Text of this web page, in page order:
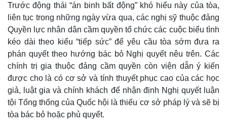
Trước động thái “án binh bất động” khó hiểu này của tòa,
liên tục trong những ngày vừa qua, các nghị sỹ thuộc đảng
Quyền lực nhân dân cầm quyền tổ chức các cuộc biểu tình
kéo dài theo kiểu “tiếp sức” để yêu cầu tòa sớm đưa ra
phán quyết theo hướng bác bỏ Nghị quyết nêu trên. Các
chính trị gia thuộc đảng cầm quyền còn viện dẫn ý kiến
được cho là có cơ sở và tính thuyết phục cao của các học
giả, luật gia và chính khách để nhận định Nghị quyết luận
tội Tổng thống của Quốc hội là thiếu cơ sở pháp lý và sẽ bị
tòa bác bỏ hoặc phủ quyết.